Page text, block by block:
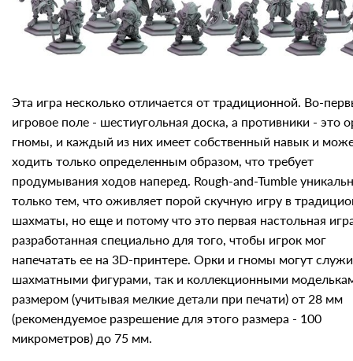
Эта игра несколько отличается от традиционной. Во-
игровое поле - шестиугольная доска, а противники - это
гномы, и каждый из них имеет собственный навык и
ходить только определенным образом, что требует
продумывания ходов наперед. Rough-and-Tumble
только тем, что оживляет порой скучную игру в
шахматы, но еще и потому что это первая настольная
разработанная специально для того, чтобы игрок мог
напечатать ее на 3D-принтере. Орки и гномы могут
шахматными фигурами, так и коллекционными
размером (учитывая мелкие детали при печати) от 28 мм
(рекомендуемое разрешение для этого размера - 100
микрометров) до 75 мм.